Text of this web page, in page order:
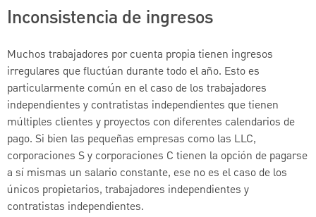
Inconsistencia de ingresos
Muchos trabajadores por cuenta propia tienen ingresos
irregulares que fluctúan durante todo el año. Esto es
particularmente común en el caso de los trabajadores
independientes y contratistas independientes que tienen
múltiples clientes y proyectos con diferentes calendarios de
pago. Si bien las pequeñas empresas como las LLC,
corporaciones S y corporaciones C tienen la opción de pagarse
a sí mismas un salario constante, ese no es el caso de los
únicos propietarios, trabajadores independientes y
contratistas independientes.